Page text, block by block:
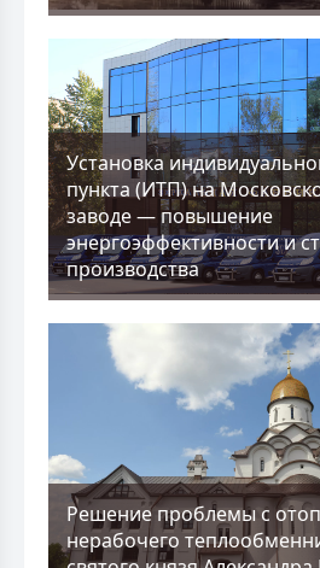
Установка
пункта (ИТП) на
заводе — повышение
энергоэффективности и
производства
Решение проблемы с
нерабочего